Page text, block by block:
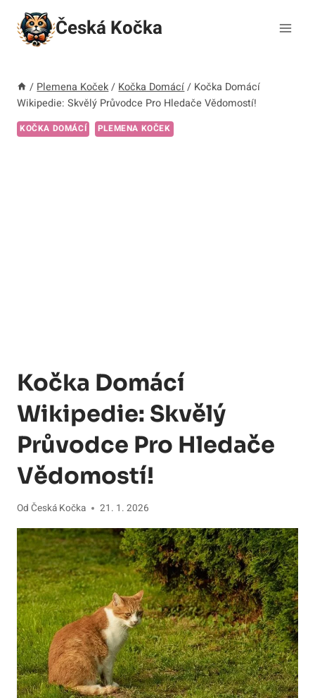
Přeskočit
obsah
Česká Kočka
/ Plemena Koček / Kočka Domácí / Kočka Domácí
Wikipedie: Skvělý Průvodce Pro Hledače Vědomostí!
KOČKA DOMÁCÍ PLEMENA KOČEK
Kočka Domácí
Wikipedie: Skvělý
Průvodce Pro Hledače
Vědomostí!
Od Česká Kočka 21. 1. 2026